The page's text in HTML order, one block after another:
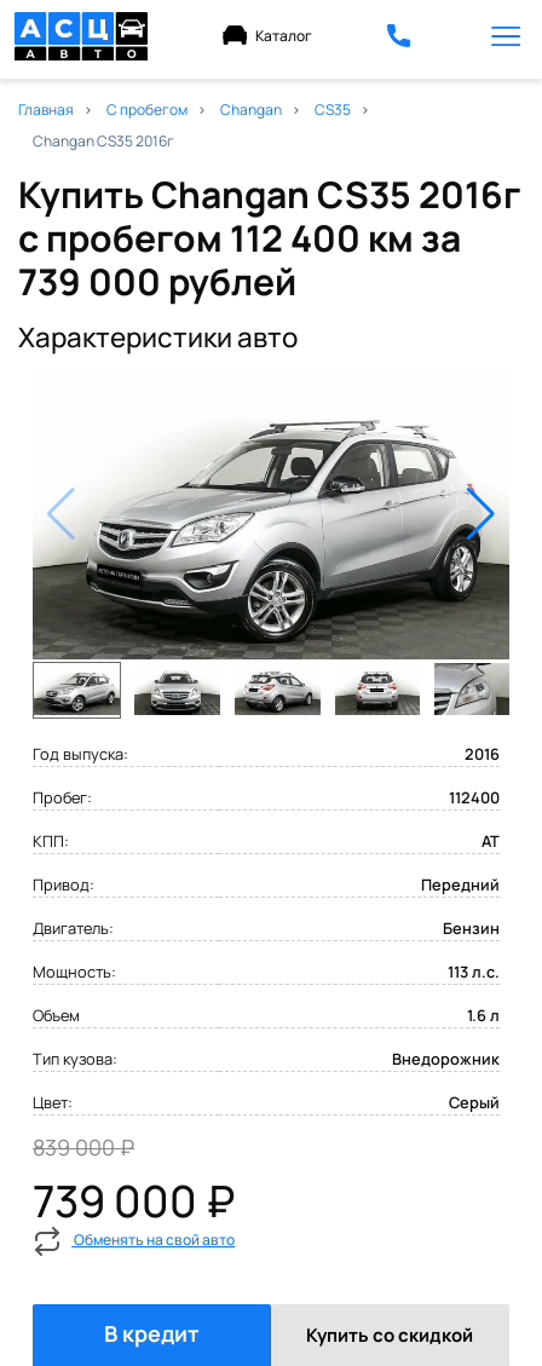
Каталог
Главная С пробегом Changan
CS35
Changan CS35 2016г
Купить Changan CS35 2016г
с пробегом 112 400 км за
739 000 рублей
Характеристики авто
Год выпуска:
2016
Пробег:
112400
КПП:
AT
Привод:
Передний
Двигатель:
Бензин
Мощность:
113 л.с.
Объем
1.6 л
Тип кузова:
Внедорожник
Цвет:
Серый
839 000 ₽
739 000 ₽
Обменять на свой авто
В кредит Купить со скидкой